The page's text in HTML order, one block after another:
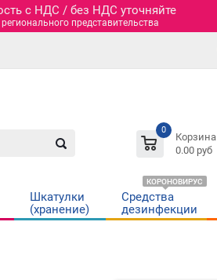
c НДС / без НДС уточняйте
представительства
0
Корзина
0.00 руб
Шкатулки
(хранение)
Средства
дезинфекции
КОРОНОВИРУС